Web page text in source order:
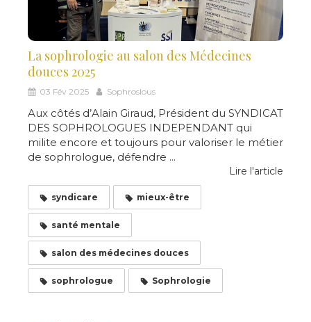
La sophrologie au salon des Médecines
douces 2025
03 Fév 2025 Sophroslous
Aux côtés d’Alain Giraud, Président du SYNDICAT
DES SOPHROLOGUES INDEPENDANT qui
milite encore et toujours pour valoriser le métier
de sophrologue, défendre ...
Lire l'article
syndicare mieux-être
santé mentale
salon des médecines douces
sophrologue Sophrologie